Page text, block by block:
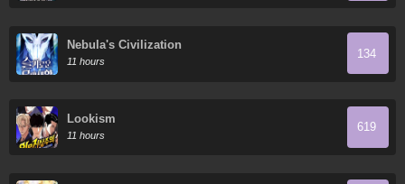
Nebula's Civilization
11 hours
134
Lookism
11 hours
619